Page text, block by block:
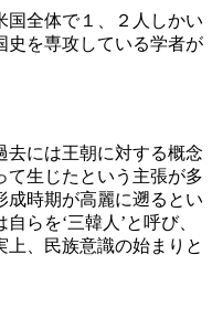
国全体で１、２人しかい
史を専攻している学者が
去には王朝に対する概念
て生じたという主張が多
成時期が高麗に遡るとい
らを‘三韓人’と呼び、
、民族意識の始まりと